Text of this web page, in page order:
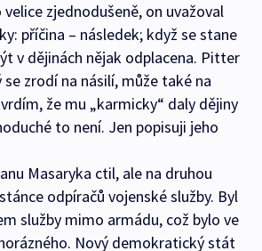
zjednodušeně, on uvažoval
příčina – následek; když se stane
v dějinách nějak odplacena. Pitter
zrodí na násilí, může také na
že mu „karmicky“ daly dějiny
to není. Jen popisuji jeho
Masaryka ctil, ale na druhou
odpíračů vojenské služby. Byl
služby mimo armádu, což bylo ve
Nový demokratický stát